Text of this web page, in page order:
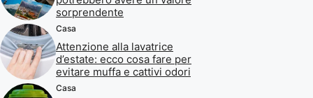
sorprendente
Casa
Attenzione alla lavatrice
d’estate: ecco cosa fare per
evitare muffa e cattivi odori
Casa